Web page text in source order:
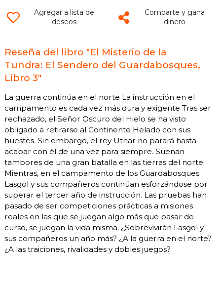
Agregar a lista de
deseos
Comparte y gana
dinero
Reseña del libro "El Misterio de la
Tundra: El Sendero del Guardabosques,
Libro 3"
La guerra continúa en el norte La instrucción en el
campamento es cada vez más dura y exigente Tras ser
rechazado, el Señor Oscuro del Hielo se ha visto
obligado a retirarse al Continente Helado con sus
huestes. Sin embargo, el rey Uthar no parará hasta
acabar con él de una vez para siempre. Suenan
tambores de una gran batalla en las tierras del norte.
Mientras, en el campamento de los Guardabosques
Lasgol y sus compañeros continúan esforzándose por
superar el tercer año de instrucción. Las pruebas han
pasado de ser competiciones prácticas a misiones
reales en las que se juegan algo más que pasar de
curso, se juegan la vida misma. ¿Sobrevivirán Lasgol y
sus compañeros un año más? ¿A la guerra en el norte?
¿A las traiciones, rivalidades y dobles juegos?